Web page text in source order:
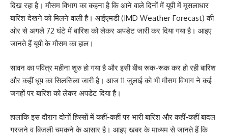
दिख रहा है। मौसम विभाग का कहना है कि आने वाले दिनों में यूपी में मूसलाधार
बारिश देखने को मिलने वाली है। आईएमडी (IMD Weather Forecast) की
ओर से अगले 72 घंटे में बारिश को लेकर अपडेट जारी कर दिया गया है। आइए
जानते हैं यूपी के मौसम का हाल।
सावन का पवित्र महीना शुरु हो गया है और इसी बीच रूक-रूक कर हो रही बारिश
और कहीं धूप का सिलसिला जारी है। आज 11 जुलाई को भी मौसम विभाग ने कई
जगहों पर बारिश को लेकर अपडेट दिया है।
हालांकि इस दौरान दोनों हिस्सों में कहीं-कहीं पर भारी बारिश और कहीं-कहीं बादल
गरजने व बिजली चमकने के आसार है। आइए खबर के माध्यम से जानते हैं कि